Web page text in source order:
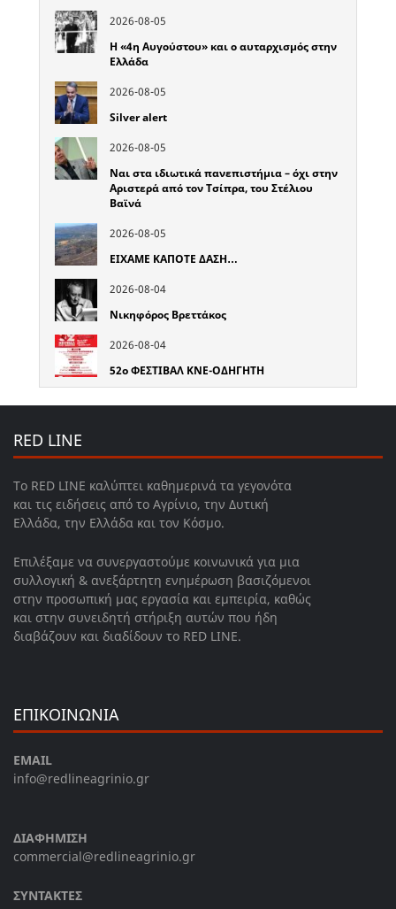
2026-08-05
Η «4η Αυγούστου» και ο αυταρχισμός στην
Ελλάδα
2026-08-05
Silver alert
2026-08-05
Ναι στα ιδιωτικά πανεπιστήμια – όχι στην
Αριστερά από τον Τσίπρα, του Στέλιου
Βαϊνά
2026-08-05
ΕΙΧΑΜΕ ΚΑΠΟΤΕ ΔΑΣΗ…
2026-08-04
Νικηφόρος Βρεττάκος
2026-08-04
52o ΦΕΣΤΙΒΑΛ ΚΝΕ-ΟΔΗΓΗΤΗ
RED LINE
Το RED LINE καλύπτει καθημερινά τα γεγονότα
και τις ειδήσεις από το Αγρίνιο, την Δυτική
Ελλάδα, την Ελλάδα και τον Κόσμο.
Επιλέξαμε να συνεργαστούμε κοινωνικά για μια
συλλογική & ανεξάρτητη ενημέρωση βασιζόμενοι
στην προσωπική μας εργασία και εμπειρία, καθώς
και στην συνειδητή στήριξη αυτών που ήδη
διαβάζουν και διαδίδουν το RED LINE.
ΕΠΙΚΟΙΝΩΝΙΑ
EMAIL
info@redlineagrinio.gr
ΔΙΑΦΗΜΙΣΗ
commercial@redlineagrinio.gr
ΣΥΝΤΑΚΤΕΣ